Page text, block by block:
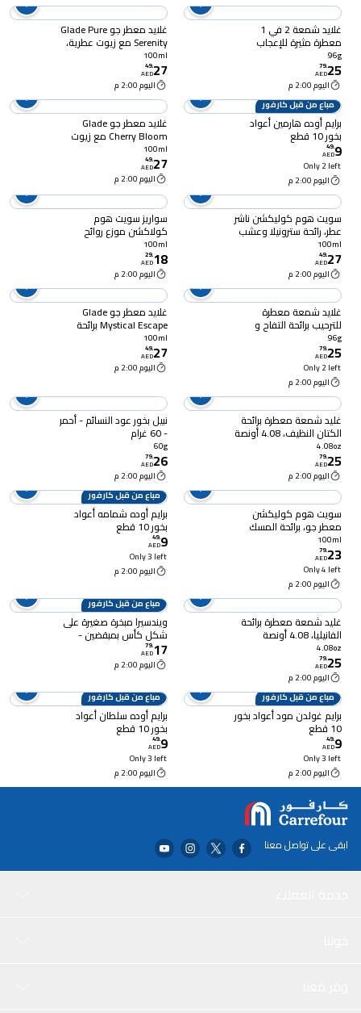
غلايد شمعة 2 في 1
معطرة مثيرة للإعجاب
مونلايت وولك و واندرينغ
ستريم 3.4 أونصة
96g
25
.
79
AED
اليوم 2:00 م
غلايد معطر جو Glade Pure
Serenity مع زيوت عطرية،
المسك والورد والبرغموت،
100 مل
100ml
27
.
49
AED
اليوم 2:00 م
مباع من قبل كارفور
برايم أوده هارمين أعواد
بخور 10 قطع
9
.
49
AED
Only 2 left
اليوم 2:00 م
غلايد معطر جو Glade
Cherry Bloom مع زيوت
عطرية، برائحة الفاوانيا والكرز
والخشب، 100 مل
100ml
27
.
49
AED
اليوم 2:00 م
سويت هوم كوليكشن ناشر
عطر، رائحة سترونيلا وعشب
الليمون، 100 ملل
100ml
27
.
49
AED
اليوم 2:00 م
سواريز سويت هوم
كولاكشن موزع روائح
عطرية متنوعة 100 ملل
100ml
18
.
29
AED
اليوم 2:00 م
غلايد شمعة معطرة
للترحيب برائحة التفاح و
القرفة 3.4 أونصة
96g
25
.
79
AED
Only 2 left
اليوم 2:00 م
غلايد معطر جو Glade
Mystical Escape برائحة
الزيوت العطرية، الخزامى
مل
100ml
27
.
49
AED
اليوم 2:00 م
غليد شمعة معطرة برائحة
الكتان النظيف، 4.08 أونصة
4.08oz
25
.
79
AED
اليوم 2:00 م
نبيل بخور عود النسائم - أحمر
- 60 غرام
60g
26
.
79
AED
اليوم 2:00 م
سويت هوم كوليكشن
معطر جو، برائحة المسك
الأبيض، 100 ملل
100ml
23
.
79
AED
Only 4 left
اليوم 2:00 م
مباع من قبل كارفور
برايم أوده شمامه أعواد
بخور 10 قطع
9
.
49
AED
Only 3 left
اليوم 2:00 م
غليد شمعة معطرة برائحة
الفانيليا، 4.08 أونصة
4.08oz
25
.
79
AED
اليوم 2:00 م
مباع من قبل كارفور
ويندسيرا مبخرة صغيرة على
شكل كأس بمبقضين -
متعدد الألوان
17
.
79
AED
اليوم 2:00 م
مباع من قبل كارفور
برايم غولدن مود أعواد بخور
10 قطع
9
.
49
AED
Only 3 left
اليوم 2:00 م
مباع من قبل كارفور
برايم أوده سلطان أعواد
بخور 10 قطع
9
.
49
AED
Only 3 left
اليوم 2:00 م
ابقى على تواصل معنا